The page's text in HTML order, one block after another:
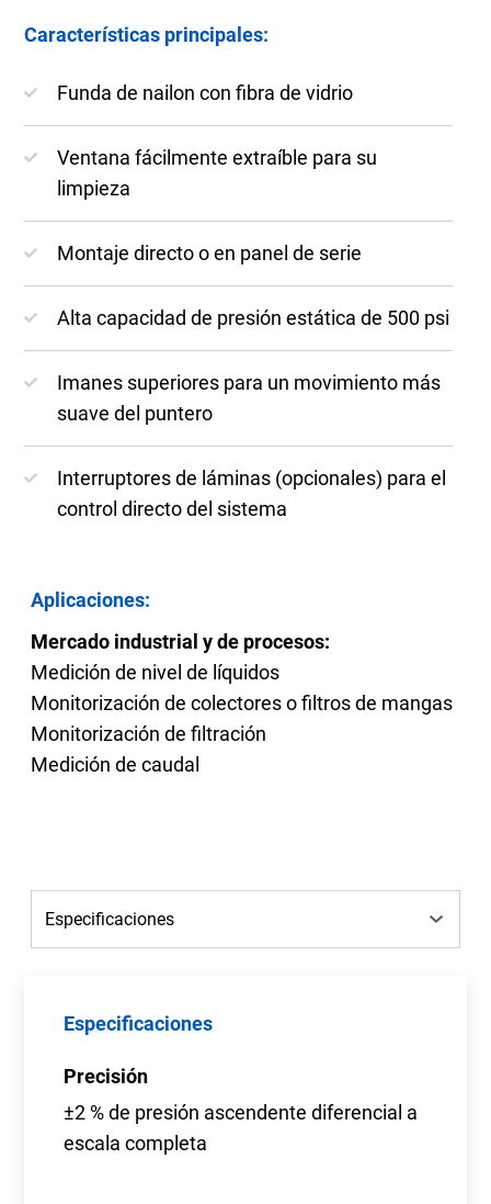
Características principales:
Funda de nailon con fibra de vidrio
Ventana fácilmente extraíble para su
limpieza
Montaje directo o en panel de serie
Alta capacidad de presión estática de 500 psi
Imanes superiores para un movimiento más
suave del puntero
Interruptores de láminas (opcionales) para el
control directo del sistema
Aplicaciones:
Mercado industrial y de procesos:
Medición de nivel de líquidos
Monitorización de colectores o filtros de mangas
Monitorización de filtración
Medición de caudal
Especificaciones
Precisión
±2 % de presión ascendente diferencial a
escala completa